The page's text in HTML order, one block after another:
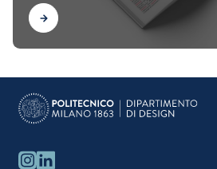
Scopri